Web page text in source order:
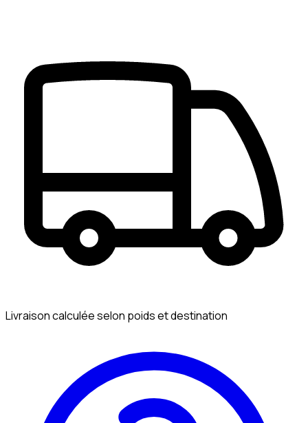
Livraison calculée selon poids et destination